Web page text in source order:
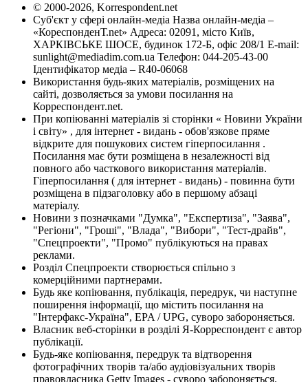
© 2000-2026, Korrespondent.net
Суб'єкт у сфері онлайн-медіа Назва онлайн-медіа –
«КореспонденТ.net» Адреса: 02091, місто Київ,
ХАРКІВСЬКЕ ШОСЕ, будинок 172-Б, офіс 208/1 E-mail:
sunlight@mediadim.com.ua Телефон: 044-205-43-00
Ідентифікатор медіа – R40-06068
Використання будь-яких матеріалів, розміщених на
сайті, дозволяється за умови посилання на
Корреспондент.net.
При копіюванні матеріалів зі сторінки « Новини України
і світу» , для інтернет - видань - обов'язкове пряме
відкрите для пошукових систем гіперпосилання .
Посилання має бути розміщена в незалежності від
повного або часткового використання матеріалів.
Гіперпосилання ( для інтернет - видань) - повинна бути
розміщена в підзаголовку або в першому абзаці
матеріалу.
Новини з позначками "Думка", "Експертиза", "Заява",
"Регіони", "Гроші", "Влада", "Вибори", "Тест-драйв",
"Спецпроекти", "Промо" публікуються на правах
реклами.
Розділ Спецпроекти створюється спільно з
комерційними партнерами.
Будь яке копіювання, публікація, передрук, чи наступне
поширення інформації, що містить посилання на
"Інтерфакс-Україна", EPA / UPG, суворо забороняється.
Власник веб-сторінки в розділі Я-Корреспондент є автор
публікації.
Будь-яке копіювання, передрук та відтворення
фотографічних творів та/або аудіовізуальних творів
правовласника Getty Images - суворо забороняється.